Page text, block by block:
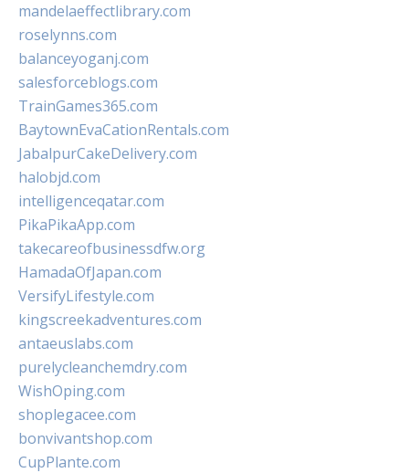
mandelaeffectlibrary.com
roselynns.com
balanceyoganj.com
salesforceblogs.com
TrainGames365.com
BaytownEvaCationRentals.com
JabalpurCakeDelivery.com
halobjd.com
intelligenceqatar.com
PikaPikaApp.com
takecareofbusinessdfw.org
HamadaOfJapan.com
VersifyLifestyle.com
kingscreekadventures.com
antaeuslabs.com
purelycleanchemdry.com
WishOping.com
shoplegacee.com
bonvivantshop.com
CupPlante.com